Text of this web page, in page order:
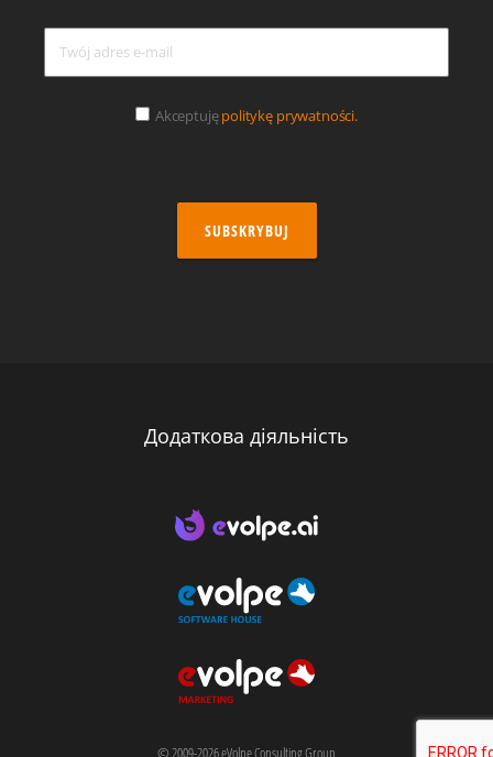
Akceptujępolitykę prywatności.
SUBSKRYBUJ
Додаткова діяльність
© 2009-2026 eVolpe Consulting Group